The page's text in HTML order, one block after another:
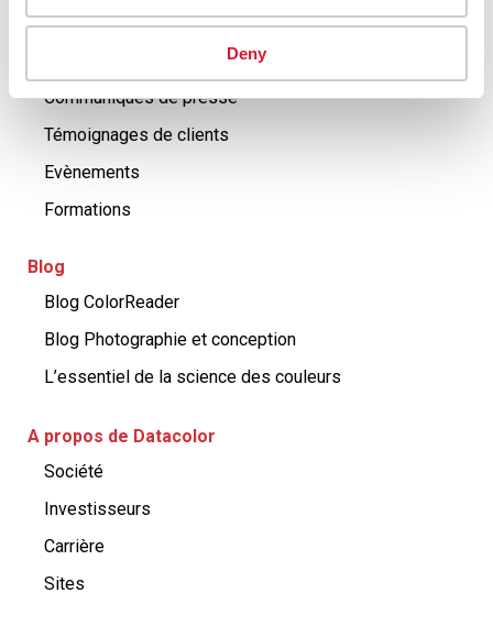
Deny
Communiqués de presse
Témoignages de clients
Evènements
Formations
Blog
Blog ColorReader
Blog Photographie et conception
L’essentiel de la science des couleurs
A propos de Datacolor
Société
Investisseurs
Carrière
Sites